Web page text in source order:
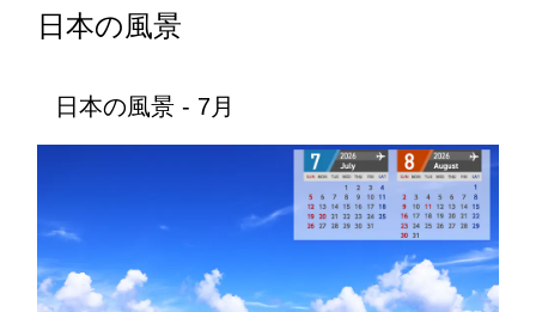
日本の風景
日本の風景 - 7月